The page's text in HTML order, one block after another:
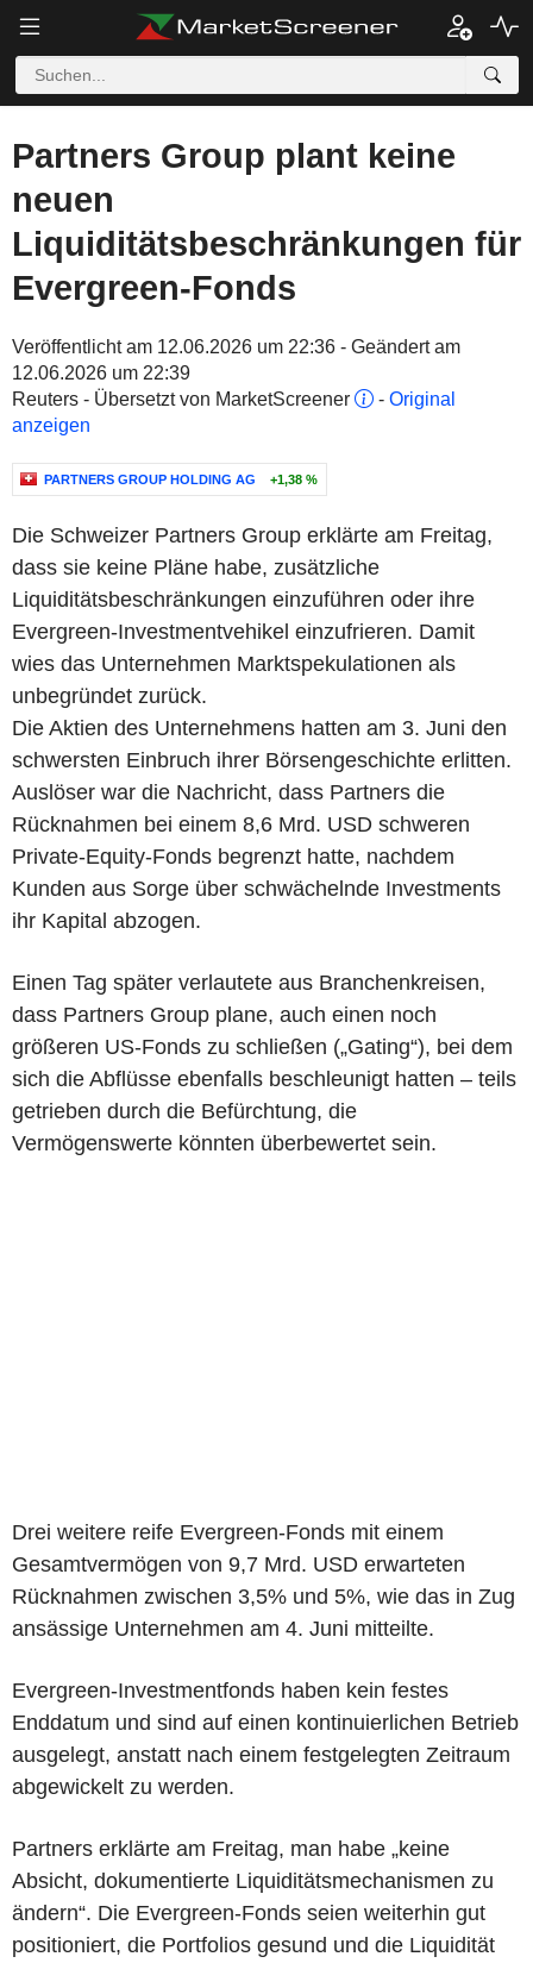
Partners Group plant keine
neuen
Liquiditätsbeschränkungen für
Evergreen-Fonds
Veröffentlicht am 12.06.2026 um 22:36 - Geändert am
12.06.2026 um 22:39
Reuters - Übersetzt von MarketScreener
- Original
anzeigen
PARTNERS GROUP HOLDING AG +1,38 %
Die Schweizer Partners Group erklärte am Freitag,
dass sie keine Pläne habe, zusätzliche
Liquiditätsbeschränkungen einzuführen oder ihre
Evergreen-Investmentvehikel einzufrieren. Damit
wies das Unternehmen Marktspekulationen als
unbegründet zurück.
Die Aktien des Unternehmens hatten am 3. Juni den
schwersten Einbruch ihrer Börsengeschichte erlitten.
Auslöser war die Nachricht, dass Partners die
Rücknahmen bei einem 8,6 Mrd. USD schweren
Private-Equity-Fonds begrenzt hatte, nachdem
Kunden aus Sorge über schwächelnde Investments
ihr Kapital abzogen.
Einen Tag später verlautete aus Branchenkreisen,
dass Partners Group plane, auch einen noch
größeren US-Fonds zu schließen („Gating“), bei dem
sich die Abflüsse ebenfalls beschleunigt hatten – teils
getrieben durch die Befürchtung, die
Vermögenswerte könnten überbewertet sein.
Drei weitere reife Evergreen-Fonds mit einem
Gesamtvermögen von 9,7 Mrd. USD erwarteten
Rücknahmen zwischen 3,5% und 5%, wie das in Zug
ansässige Unternehmen am 4. Juni mitteilte.
Evergreen-Investmentfonds haben kein festes
Enddatum und sind auf einen kontinuierlichen Betrieb
ausgelegt, anstatt nach einem festgelegten Zeitraum
abgewickelt zu werden.
Partners erklärte am Freitag, man habe „keine
Absicht, dokumentierte Liquiditätsmechanismen zu
ändern“. Die Evergreen-Fonds seien weiterhin gut
positioniert, die Portfolios gesund und die Liquidität